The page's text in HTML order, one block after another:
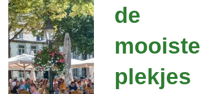
de
mooiste
plekjes